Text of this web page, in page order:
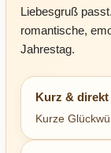
Liebesgruß
romantische,
Jahrestag.
Kurz & direkt
Kurze